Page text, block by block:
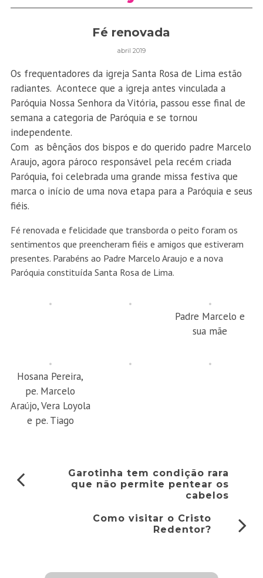
Fé renovada
abril 2019
Os frequentadores da igreja Santa Rosa de Lima estão
radiantes. Acontece que a igreja antes vinculada a
Paróquia Nossa Senhora da Vitória, passou esse final de
semana a categoria de Paróquia e se tornou
independente.
Com as bênçãos dos bispos e do querido padre Marcelo
Araujo, agora pároco responsável pela recém criada
Paróquia, foi celebrada uma grande missa festiva que
marca o início de uma nova etapa para a Paróquia e seus
fiéis.
Fé renovada e felicidade que transborda o peito foram os
sentimentos que preencheram fiéis e amigos que estiveram
presentes. Parabéns ao Padre Marcelo Araujo e a nova
Paróquia constituída Santa Rosa de Lima.
Padre Marcelo e
sua mãe
Hosana Pereira,
pe. Marcelo
Araújo, Vera Loyola
e pe. Tiago
Garotinha tem condição rara
que não permite pentear os
cabelos
Como visitar o Cristo
Redentor?